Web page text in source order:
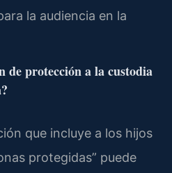
la audiencia en la
de protección a la custodia
que incluye a los hijos
protegidas” puede